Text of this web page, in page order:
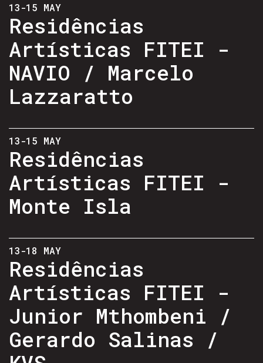
13-15 MAY
Residências
Artísticas FITEI -
NAVIO / Marcelo
Lazzaratto
13-15 MAY
Residências
Artísticas FITEI -
Monte Isla
13-18 MAY
Residências
Artísticas FITEI -
Junior Mthombeni /
Gerardo Salinas /